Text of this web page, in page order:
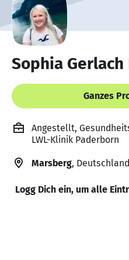
Sophia Gerlach
Ganzes
Angestellt,
LWL-Klinik Paderborn
Marsberg, Deutschland
Logg Dich ein, um alle